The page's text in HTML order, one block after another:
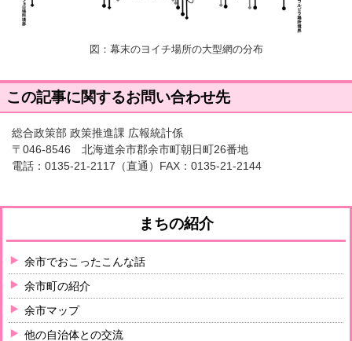
図：幕末のヨイチ場所の大型網の分布
この記事に関するお問い合わせ先
総合政策部 政策推進課 広報統計係
〒046-8546 北海道余市郡余市町朝日町26番地
電話： 0135-21-2117 （直通）FAX：0135-21-2144
まちの紹介
余市でおこったこんな話
余市町の紹介
余市マップ
他の自治体との交流